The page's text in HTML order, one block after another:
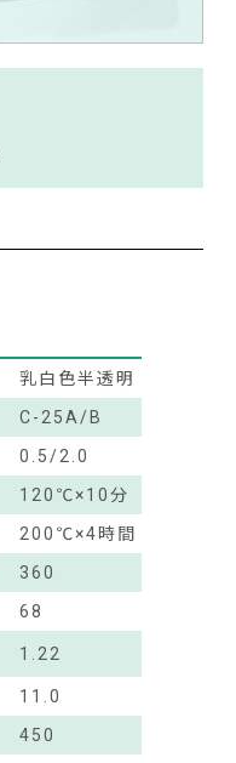
乳白色半透明
C-25A/B
0.5/2.0
120℃×10分
200℃×4時間
360
68
1.22
11.0
450